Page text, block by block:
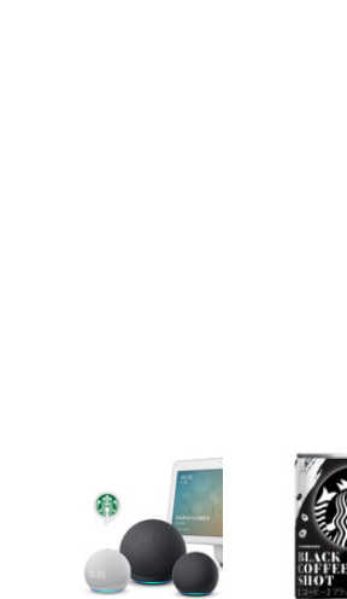
しサンプル」登場 音声コンテンツも配信